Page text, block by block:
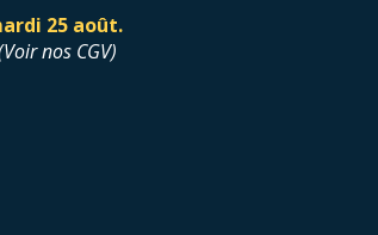
25 août.
Voir nos CGV)